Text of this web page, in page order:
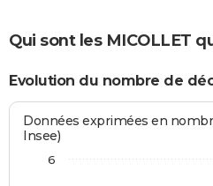
Qui sont les MICOLLET
Evolution du nombre de
Données exprimées en
Insee)
6